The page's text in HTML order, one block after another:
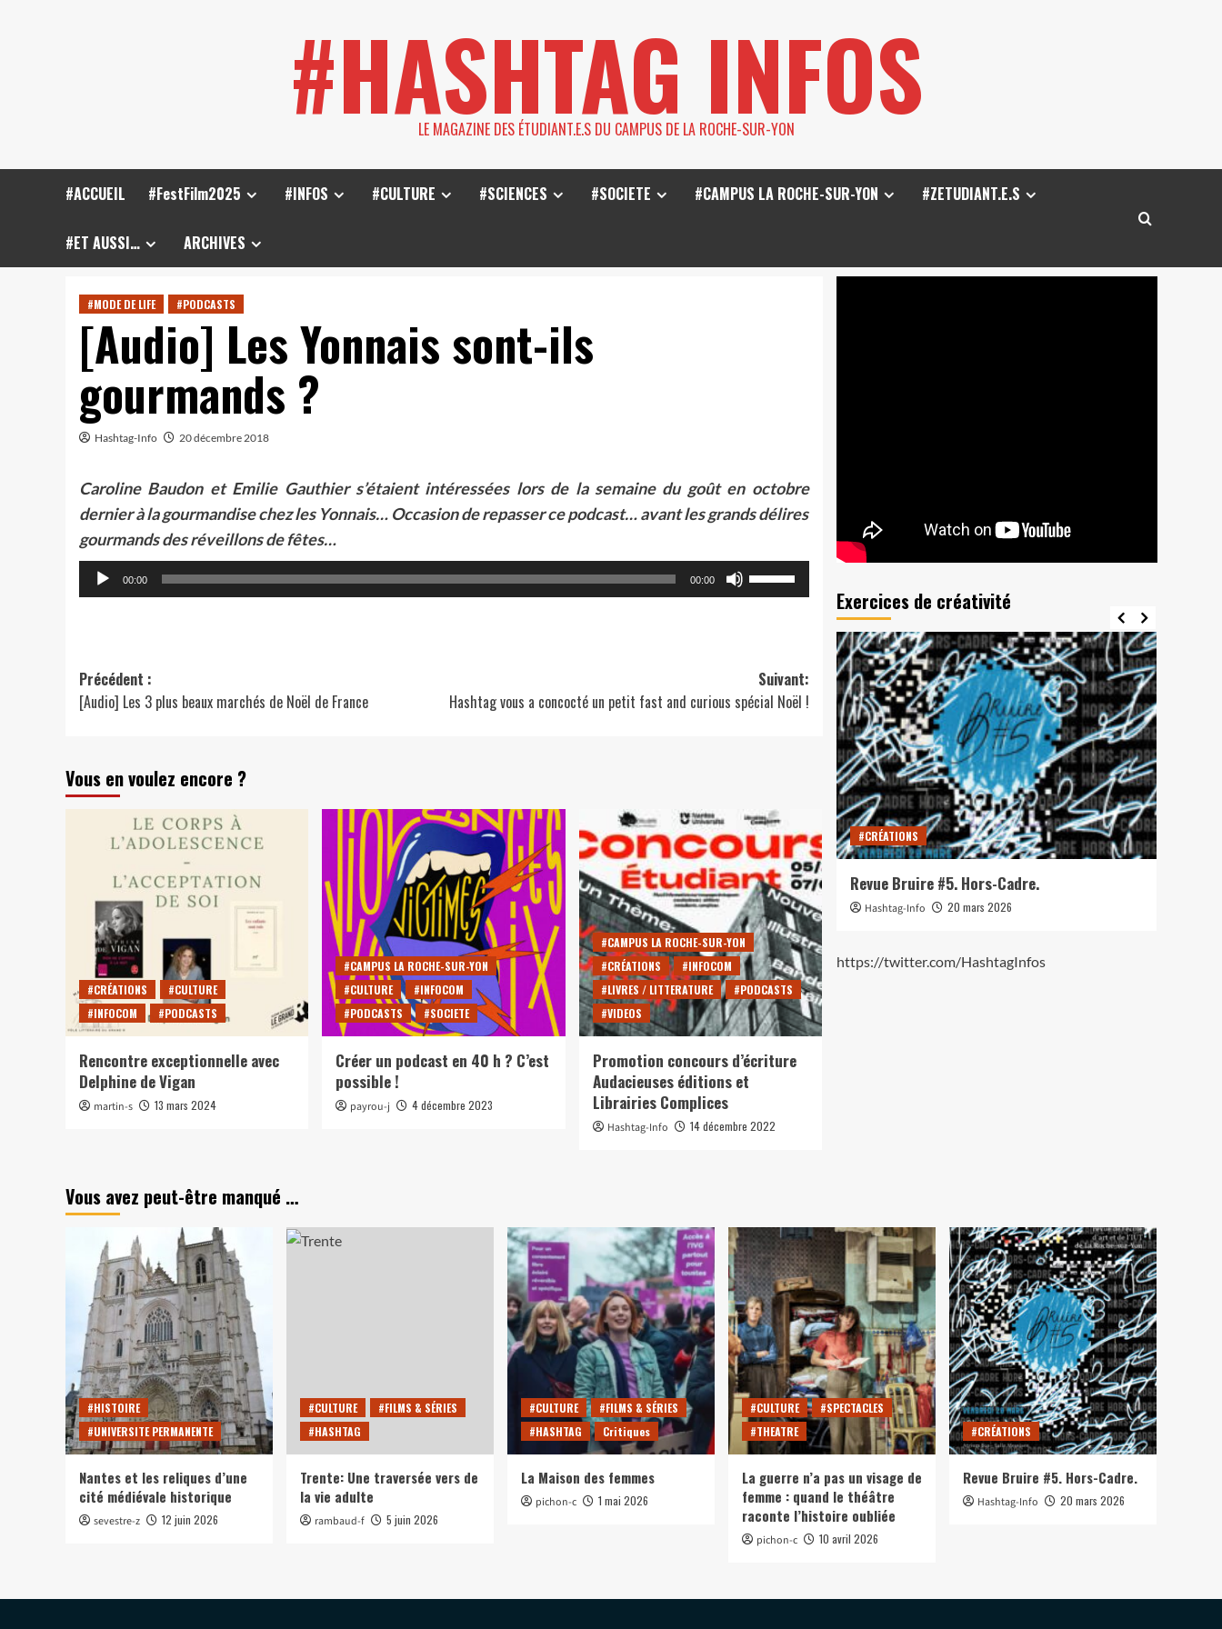
#HASHTAG INFOS
LE MAGAZINE DES ÉTUDIANT.E.S DU CAMPUS DE LA ROCHE-SUR-YON
#ACCUEIL #FestFilm2025 #INFOS #CULTURE #SCIENCES #SOCIETE #CAMPUS LA ROCHE-SUR-YON #ZETUDIANT.E.S
#ET AUSSI… ARCHIVES
#MODE DE LIFE #PODCASTS
[Audio] Les Yonnais sont-ils
gourmands ?
Hashtag-Info 20 décembre 2018
Caroline Baudon et Emilie Gauthier s’étaient intéressées lors de la semaine du goût en octobre
dernier à la gourmandise chez les Yonnais… Occasion de repasser ce podcast… avant les grands délires
gourmands des réveillons de fêtes…
Lecteur
audio
00:00 00:00
Utilisez
les
pour
augmenter
Navigation
d’article
Précédent :
[Audio] Les 3 plus beaux marchés de Noël de France
Suivant:
Hashtag vous a concocté un petit fast and curious spécial Noël !
Vous en voulez encore ?
#CRÉATIONS
#CULTURE
#INFOCOM
#PODCASTS
Rencontre exceptionnelle avec
Delphine de Vigan
martin-s 13 mars 2024
#CAMPUS LA ROCHE-SUR-YON
#CULTURE
#INFOCOM
#PODCASTS
#SOCIETE
Créer un podcast en 40 h ? C’est
possible !
payrou-j 4 décembre 2023
#CAMPUS LA ROCHE-SUR-YON
#CRÉATIONS
#INFOCOM
#LIVRES / LITTERATURE
#PODCASTS
#VIDEOS
Promotion concours d’écriture
Audacieuses éditions et
Librairies Complices
Hashtag-Info 14 décembre 2022
Exercices de créativité
#CRÉATIONS #INFOCOM #VIDEOS
Court-métrage 2025: «Au suivant !»
rohan-f 24 avril 2025
#CRÉATIONS
Revue Bruire #5. Hors-Cadre.
Hashtag-Info 20 mars 2026
https://twitter.com/HashtagInfos
Vous avez peut-être manqué …
#HISTOIRE
#UNIVERSITE PERMANENTE
Nantes et les reliques d’une
cité médiévale historique
sevestre-z 12 juin 2026
#CULTURE
#FILMS & SÉRIES
#HASHTAG
Trente: Une traversée vers de
la vie adulte
rambaud-f 5 juin 2026
#CULTURE
#FILMS & SÉRIES
#HASHTAG
Critiques
La Maison des femmes
pichon-c 1 mai 2026
#CULTURE
#SPECTACLES
#THEATRE
La guerre n’a pas un visage de
femme : quand le théâtre
raconte l’histoire oubliée
pichon-c 10 avril 2026
#CRÉATIONS
Revue Bruire #5. Hors-Cadre.
Hashtag-Info 20 mars 2026